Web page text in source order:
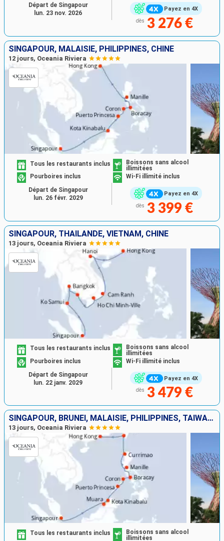
Payez en 4X
dès 3 276 €
Départ de Singapour
lun. 23 nov. 2026
SINGAPOUR, MALAISIE, PHILIPPINES, CHINE
12 jours, Oceania Riviera
Payez en 4X
Tous les restaurants inclus
Boissons sans alcool
illimitées
Pourboires inclus
Wi-Fi illimité inclus
dès 3 399 €
Départ de Singapour
lun. 26 févr. 2029
SINGAPOUR, THAÏLANDE, VIETNAM, CHINE
13 jours, Oceania Riviera
Payez en 4X
Tous les restaurants inclus
Boissons sans alcool
illimitées
Pourboires inclus
Wi-Fi illimité inclus
dès 3 479 €
Départ de Singapour
lun. 22 janv. 2029
SINGAPOUR, BRUNEI, MALAISIE, PHILIPPINES, TAÏWAN, CHINE
13 jours, Oceania Riviera
Tous les restaurants inclus
Boissons sans alcool
illimitées